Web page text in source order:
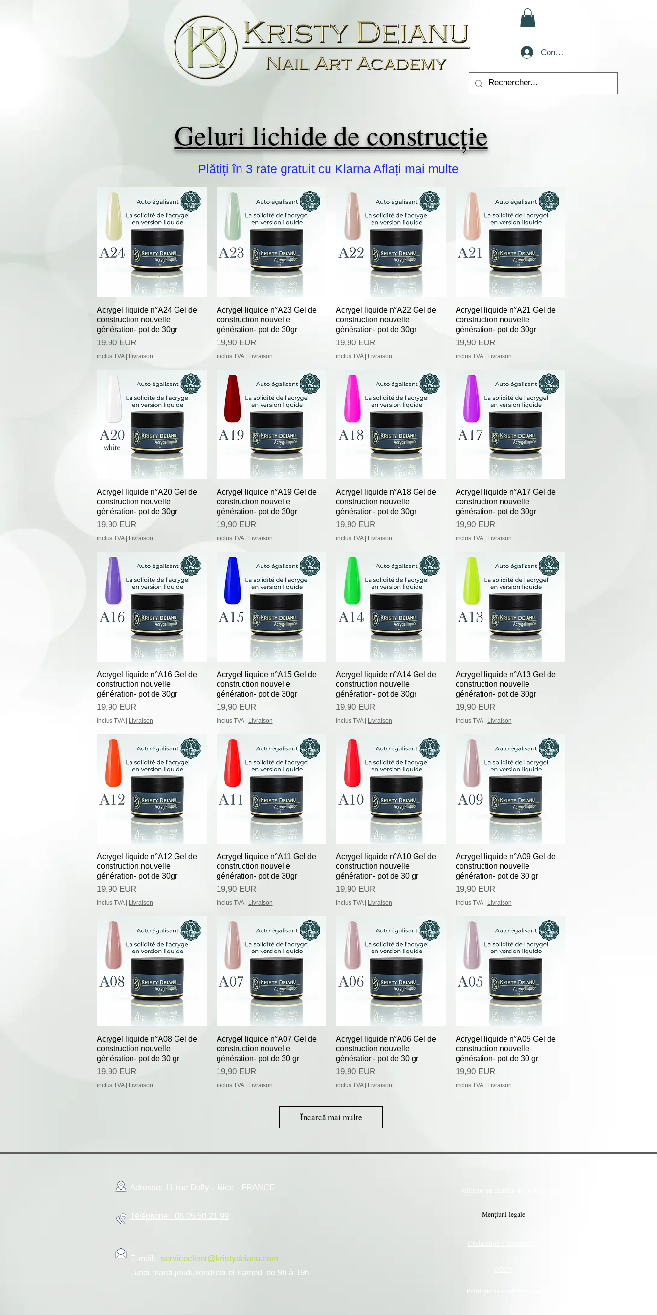
Conectează-te
Geluri lichide de construcție
Plătiți în 3 rate gratuit cu Klarna Aflați mai multe
Afișare rapidă
Acrygel liquide n°A24 Gel de
construction nouvelle
génération- pot de 30gr
Preț
19,90 EUR
inclus TVA| Livraison
Afișare rapidă
Acrygel liquide n°A23 Gel de
construction nouvelle
génération- pot de 30gr
Preț
19,90 EUR
inclus TVA| Livraison
Afișare rapidă
Acrygel liquide n°A22 Gel de
construction nouvelle
génération- pot de 30gr
Preț
19,90 EUR
inclus TVA| Livraison
Afișare rapidă
Acrygel liquide n°A21 Gel de
construction nouvelle
génération- pot de 30gr
Preț
19,90 EUR
inclus TVA| Livraison
Afișare rapidă
Acrygel liquide n°A20 Gel de
construction nouvelle
génération- pot de 30gr
Preț
19,90 EUR
inclus TVA| Livraison
Afișare rapidă
Acrygel liquide n°A19 Gel de
construction nouvelle
génération- pot de 30gr
Preț
19,90 EUR
inclus TVA| Livraison
Afișare rapidă
Acrygel liquide n°A18 Gel de
construction nouvelle
génération- pot de 30gr
Preț
19,90 EUR
inclus TVA| Livraison
Afișare rapidă
Acrygel liquide n°A17 Gel de
construction nouvelle
génération- pot de 30gr
Preț
19,90 EUR
inclus TVA| Livraison
Afișare rapidă
Acrygel liquide n°A16 Gel de
construction nouvelle
génération- pot de 30gr
Preț
19,90 EUR
inclus TVA| Livraison
Afișare rapidă
Acrygel liquide n°A15 Gel de
construction nouvelle
génération- pot de 30gr
Preț
19,90 EUR
inclus TVA| Livraison
Afișare rapidă
Acrygel liquide n°A14 Gel de
construction nouvelle
génération- pot de 30gr
Preț
19,90 EUR
inclus TVA| Livraison
Afișare rapidă
Acrygel liquide n°A13 Gel de
construction nouvelle
génération- pot de 30gr
Preț
19,90 EUR
inclus TVA| Livraison
Afișare rapidă
Acrygel liquide n°A12 Gel de
construction nouvelle
génération- pot de 30gr
Preț
19,90 EUR
inclus TVA| Livraison
Afișare rapidă
Acrygel liquide n°A11 Gel de
construction nouvelle
génération- pot de 30gr
Preț
19,90 EUR
inclus TVA| Livraison
Afișare rapidă
Acrygel liquide n°A10 Gel de
construction nouvelle
génération- pot de 30 gr
Preț
19,90 EUR
inclus TVA| Livraison
Afișare rapidă
Acrygel liquide n°A09 Gel de
construction nouvelle
génération- pot de 30 gr
Preț
19,90 EUR
inclus TVA| Livraison
Afișare rapidă
Acrygel liquide n°A08 Gel de
construction nouvelle
génération- pot de 30 gr
Preț
19,90 EUR
inclus TVA| Livraison
Afișare rapidă
Acrygel liquide n°A07 Gel de
construction nouvelle
génération- pot de 30 gr
Preț
19,90 EUR
inclus TVA| Livraison
Afișare rapidă
Acrygel liquide n°A06 Gel de
construction nouvelle
génération- pot de 30 gr
Preț
19,90 EUR
inclus TVA| Livraison
Afișare rapidă
Acrygel liquide n°A05 Gel de
construction nouvelle
génération- pot de 30 gr
Preț
19,90 EUR
inclus TVA| Livraison
Încarcă mai multe
Adresse: 11 rue Defly - Nice - FRANCE
Téléphone: 06.05.50.21.99
E-mail: serviceclient@kristydeianu.com
Lundi,mardi,jeudi,vendredi et samedi de 9h à 19h
Politique en matière de cookies
Mențiuni legale
Déclaration d'accessibilité
Politique de confidentialité